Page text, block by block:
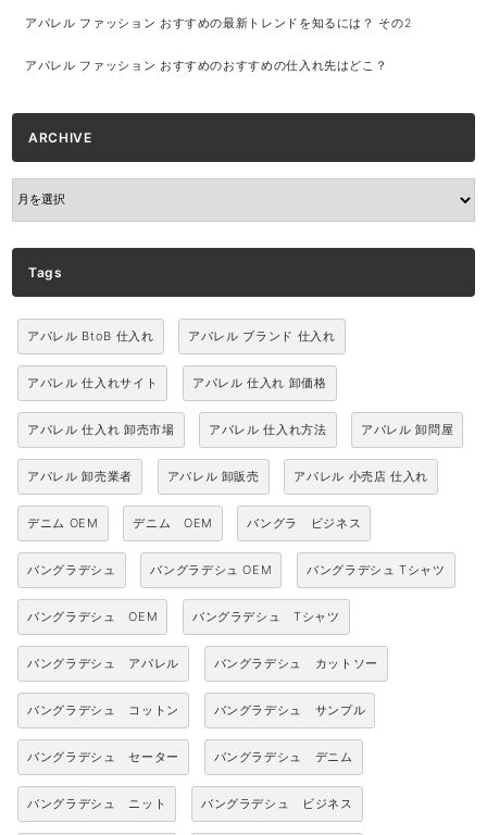
アパレル ファッション おすすめの最新トレンドを知るには？ その2
アパレル ファッション おすすめのおすすめの仕入れ先はどこ？
ARCHIVE
ARCHIVE
Tags
アパレル BtoB 仕入れ アパレル ブランド 仕入れ
アパレル 仕入れサイト アパレル 仕入れ 卸価格
アパレル 仕入れ 卸売市場 アパレル 仕入れ方法 アパレル 卸問屋
アパレル 卸売業者 アパレル 卸販売 アパレル 小売店 仕入れ
デニム OEM デニム OEM バングラ ビジネス
バングラデシュ バングラデシュ OEM バングラデシュ Tシャツ
バングラデシュ OEM バングラデシュ Tシャツ
バングラデシュ アパレル バングラデシュ カットソー
バングラデシュ コットン バングラデシュ サンプル
バングラデシュ セーター バングラデシュ デニム
バングラデシュ ニット バングラデシュ ビジネス